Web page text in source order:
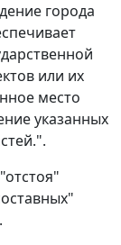
города
или их
место
указанных